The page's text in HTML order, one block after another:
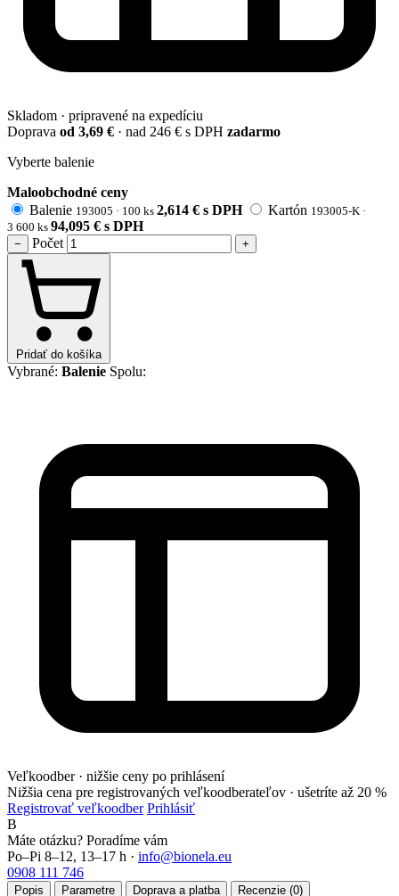
Skladom · pripravené na expedíciu
Doprava od 3,69 € · nad 246 € s DPH zadarmo
Vyberte balenie
Maloobchodné ceny
Balenie 193005 · 100 ks 2,614 € s DPH Kartón 193005-K ·
3 600 ks 94,095 € s DPH
− Počet +
Pridať do košíka
Vybrané: Balenie Spolu:
Veľkoodber · nižšie ceny po prihlásení
Nižšia cena pre registrovaných veľkoodberateľov · ušetríte až 20 %
Registrovať veľkoodber Prihlásiť
B
Máte otázku? Poradíme vám
Po–Pi 8–12, 13–17 h · info@bionela.eu
0908 111 746
Popis Parametre Doprava a platba Recenzie (0)